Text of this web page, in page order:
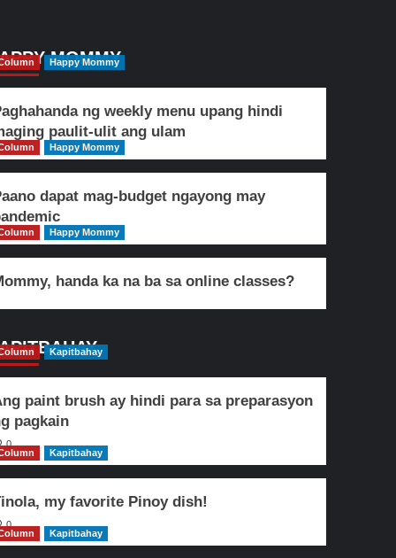
MOMMY
Happy Mommy
ng weekly menu upang hindi
paulit-ulit ang ulam
Happy Mommy
dapat mag-budget ngayong may
Happy Mommy
handa ka na ba sa online classes?
Kapitbahay
paint brush ay hindi para sa preparasyon
pagkain
0
Kapitbahay
my favorite Pinoy dish!
0
Kapitbahay